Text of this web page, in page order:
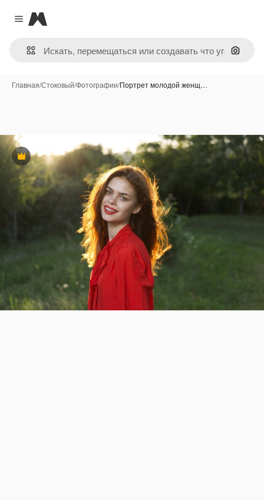
Close menu
Magnific
Поиск
Главная/Стоковый/Фотографии/Портрет молодой женщ…
Премиум